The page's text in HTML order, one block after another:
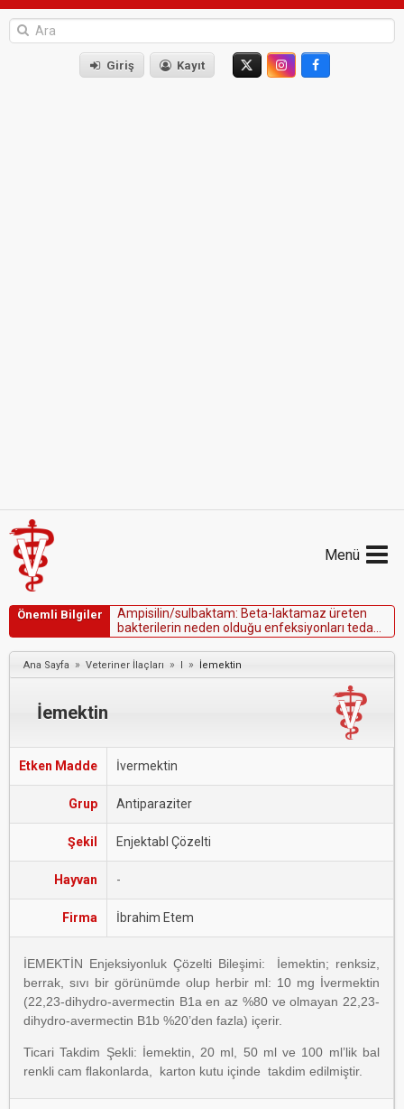
Giriş Kayıt
Menü
Önemli Bilgiler Ampisi in/su baktam: Beta- aktamaz üreten
bakteri erin neden o duğu enfeksiyon arı teda
etmekiçinkullanılabilenenjekteedilebilir
güçlendirilmişaminopenisilin
Ana Sayfa » Veteriner İlaçları » I » İemektin
İemektin
Etken Madde İvermektin
Grup Antiparaziter
Şekil Enjektabl Çözelti
Hayvan -
Firma İbrahim Etem
İEMEKTİN Enjeksiyonluk Çözelti Bileşimi: İemektin; renksiz,
berrak, sıvı bir görünümde olup herbir ml: 10 mg İvermektin
(22,23-dihydro-avermectin B1a en az %80 ve olmayan 22,23-
dihydro-avermectin B1b %20’den fazla) içerir.
Ticari Takdim Şekli: İemektin, 20 ml, 50 ml ve 100 ml’lik bal
renkli cam ﬂakonlarda, karton kutu içinde takdim edilmiştir.